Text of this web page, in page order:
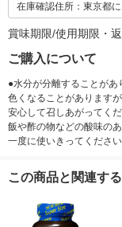
在庫確認住所：東京都
賞味期限/使用期限・
ご購入について
●水分が分離することが
色くなることがあります
安心して召しあがってく
飯や酢の物などの酸味の
一度に使いきってください
この商品と関連す